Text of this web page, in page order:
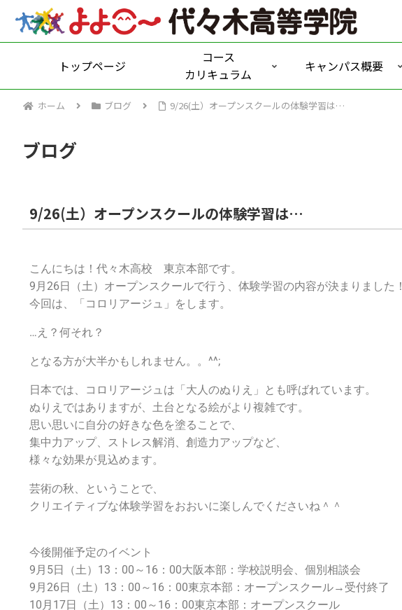
トップページ
コース
カリキュラム
キャンパス概要
ホーム ブログ 9/26(土）オープンスクールの体験学習は…
ブログ
9/26(土）オープンスクールの体験学習は…
こんにちは！代々木高校 東京本部です。
9月26日（土）オープンスクールで行う、体験学習の内容が決まりました！
今回は、「コロリアージュ」をします。
…え？何それ？
となる方が大半かもしれません。。^^;
日本では、コロリアージュは「大人のぬりえ」とも呼ばれています。
ぬりえではありますが、土台となる絵がより複雑です。
思い思いに自分の好きな色を塗ることで、
集中力アップ、ストレス解消、創造力アップなど、
様々な効果が見込めます。
芸術の秋、ということで、
クリエイティブな体験学習をおおいに楽しんでくださいね＾＾
今後開催予定のイベント
9月5日（土）13：00～16：00大阪本部：学校説明会、個別相談会
9月26日（土）13：00～16：00東京本部：オープンスクール→受付終了
10月17日（土）13：00～16：00東京本部：オープンスクール